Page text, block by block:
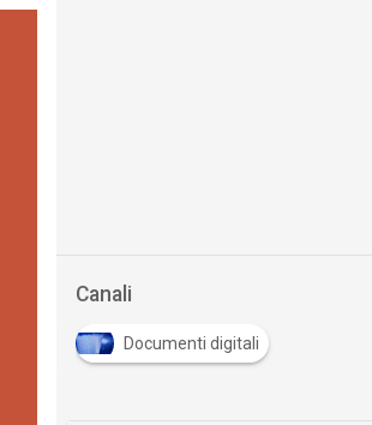
Canali
Documenti digitali